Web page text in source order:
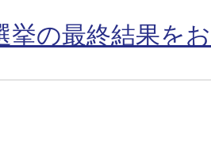
挙の最終結果を